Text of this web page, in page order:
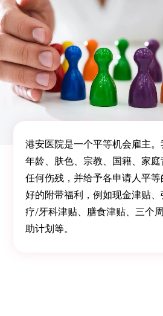
港安医院是一个平等机会雇主。
年龄、肤色、宗教、国籍、家
任何伤残，并给予各申请人平
好的附带福利，例如现金津贴
疗/牙科津贴、膳食津贴、三个
助计划等。